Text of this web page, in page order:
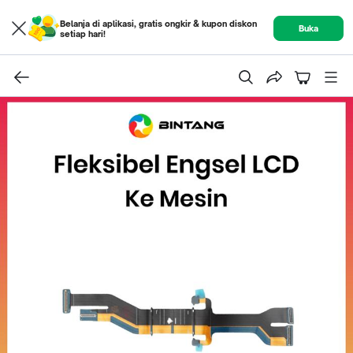
Belanja di aplikasi, gratis ongkir & kupon diskon
setiap hari!
Buka